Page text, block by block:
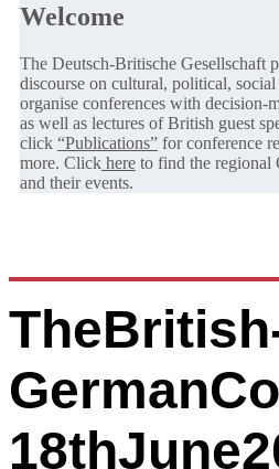
Welcome
The Deutsch-Britische Gesellschaft
discourse on cultural, political,
organise conferences with decision-
as well as lectures of British guest
click “Publications” for conference
more. Click here to find the regional
and their events.